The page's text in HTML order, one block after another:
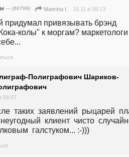
— (66799) Маяrina I. 16.11 в 09:13
придумал привязывать брэнд
колы" к моргам?
Полиграфович Шариков-
09:07
таких  заявлений  рыцарей
клиент  чисто
галстуком... :-)))